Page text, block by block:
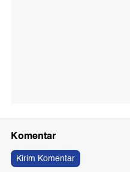
Komentar
Kirim Komentar